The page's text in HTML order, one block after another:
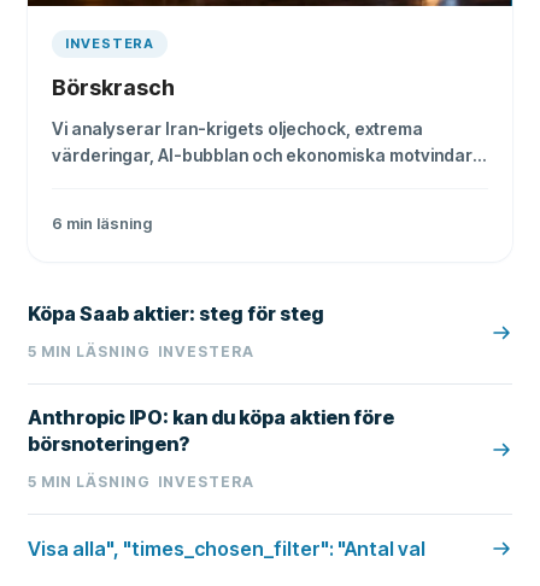
INVESTERA
Börskrasch
Vi analyserar Iran-krigets oljechock, extrema
värderingar, AI-bubblan och ekonomiska motvindar
6 min läsning
Köpa Saab aktier: steg för steg
5 MIN LÄSNING INVESTERA
Anthropic IPO: kan du köpa aktien före
börsnoteringen?
5 MIN LÄSNING INVESTERA
Visa alla", "times_chosen_filter": "Antal val